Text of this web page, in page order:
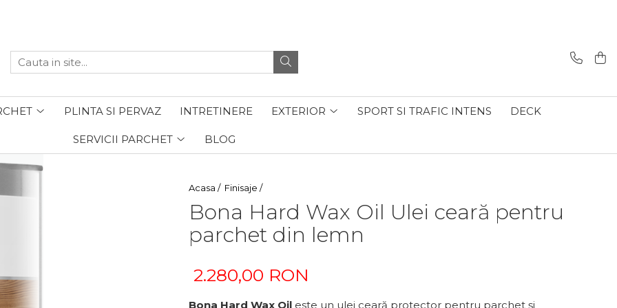
PLINTA SI PERVAZ INTRETINERE EXTERIOR SPORT SI TRAFIC INTENS DECK
SERVICII PARCHET BLOG
Acasa / Finisaje /
Bona Hard Wax Oil Ulei ceară pentru
parchet din lemn
2.280,00 RON
Bona Hard Wax Oil este un ulei ceară protector pentru parchet și